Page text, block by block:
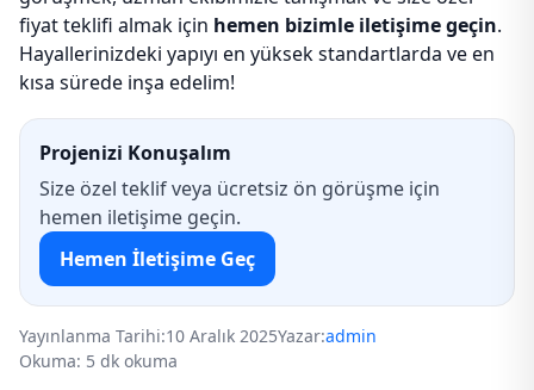
fiyat teklifi almak için hemen bizimle iletişime geçin.
Hayallerinizdeki yapıyı en yüksek standartlarda ve en
kısa sürede inşa edelim!
Projenizi Konuşalım
Size özel teklif veya ücretsiz ön görüşme için
hemen iletişime geçin.
Hemen İletişime Geç
Yayınlanma Tarihi:10 Aralık 2025Yazar:admin
Okuma: 5 dk okuma